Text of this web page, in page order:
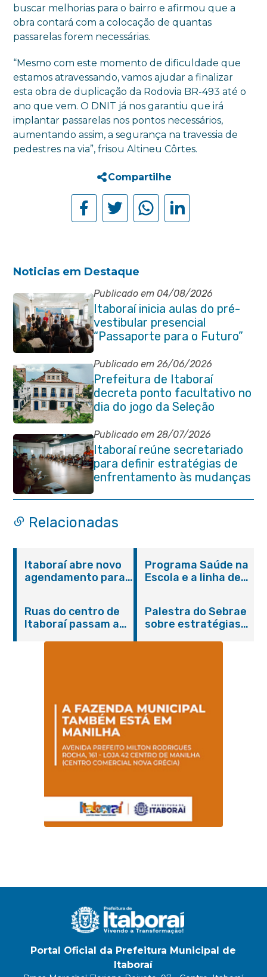
buscar melhorias para o bairro e afirmou que a
obra contará com a colocação de quantas
passarelas forem necessárias.
“Mesmo com este momento de dificuldade que
estamos atravessando, vamos ajudar a finalizar
esta obra de duplicação da Rodovia BR-493 até o
ano que vem. O DNIT já nos garantiu que irá
implantar passarelas nos pontos necessários,
aumentando assim, a segurança na travessia de
pedestres na via”, frisou Altineu Côrtes.
Compartilhe
Noticias em Destaque
Publicado em 04/08/2026
Itaboraí inicia aulas do pré-
vestibular presencial
“Passaporte para o Futuro”
Publicado em 26/06/2026
Prefeitura de Itaboraí
decreta ponto facultativo no
dia do jogo da Seleção
Brasileira
Publicado em 28/07/2026
Itaboraí reúne secretariado
para definir estratégias de
enfrentamento às mudanças
climáticas
Relacionadas
Itaboraí abre novo
agendamento para
Programa Saúde na
Escola e a linha de
promovem
conscientização
sobre hanseníase
Ruas do centro de
Itaboraí passam a
Palestra do Sebrae
sobre estratégias
Portal Oficial da Prefeitura Municipal de
Itaboraí